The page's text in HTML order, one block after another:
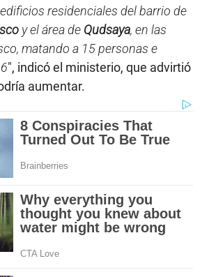
residenciales del barrio de
y el área de Qudsaya, en las
matando a 15 personas e
″, indicó el ministerio, que advirtió
aumentar.